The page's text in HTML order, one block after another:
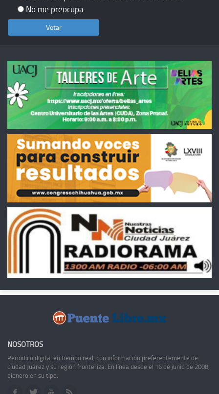
No me preocupa
NOSOTROS
Periódico digital en tiempo real, con información preferentemente de
ciudad Juárez y su región fronteriza. En línea desde el 16 de junio de 2008,
pionero en su tipo.